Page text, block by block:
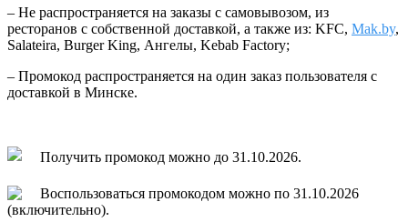
– Не распространяется на заказы с самовывозом, из
ресторанов с собственной доставкой, а также из: KFC, Mak.by,
Salateira, Burger King, Ангелы, Kebab Factory;
– Промокод распространяется на один заказ пользователя с
доставкой в Минске.
Получить промокод можно до 31.10.2026.
Воспользоваться промокодом можно по 31.10.2026
(включительно).